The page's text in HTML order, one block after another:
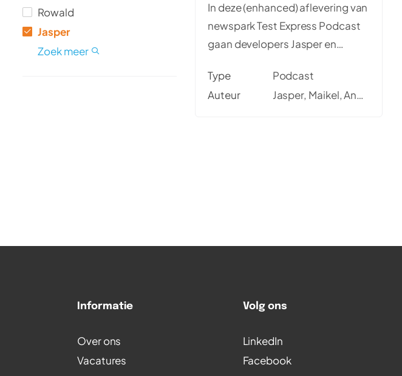
Rowald
Rick
Joeri
Gerard
Silvio
Jasper
Ian
Maikel
Brigitte
André
Eric
Jelle
Marco
Bas
Jan-Pieter
Alexander
Nick
Hidde
Pieter
Zoek meer
testers samen succes
bouwen
In deze (enhanced) aflevering van
newspark Test Express Podcast
gaan developers Jasper en
engineer Andre over
codekwaliteit bij testcode. Een
Type
Podcast
Auteur
Jasper, Maikel, André
Informatie
Over ons
Vacatures
Volg ons
LinkedIn
Facebook